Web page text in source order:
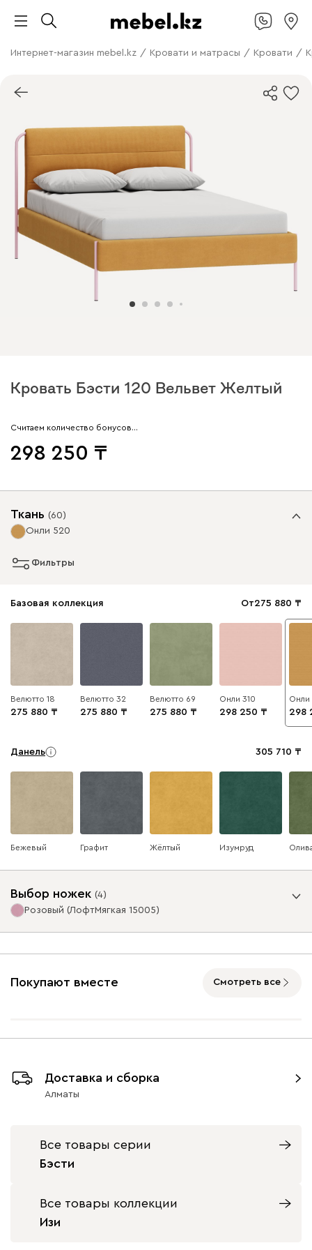
Интернет-магазин mebel.kz / Кровати и матрасы / Кровати /
Кровать Бэсти 120 Вельвет Желтый
Считаем количество бонусов…
298 250
Ткань (60)
Онли 520
Фильтры
Базовая коллекция От275 880
Велютто 18
275 880
Велютто 32
275 880
Велютто 69
275 880
Онли 310
298 250
Онли
298
Данель 305 710
Бежевый Графит Жёлтый Изумруд
Ультра
Бежевый Графит Кофе
Выбор ножек (4)
Розовый (ЛофтМягкая 15005)
Покупают вместе Смотреть все
Доставка и сборка
Алматы
Все товары серии
Бэсти
Все товары коллекции
Изи